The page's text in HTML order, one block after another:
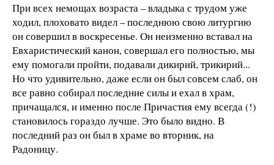
При всех немощах возраста – владыка с трудом уже
ходил, плоховато видел – последнюю свою литургию
он совершил в воскресенье. Он неизменно вставал на
Евхаристический канон, совершал его полностью, мы
ему помогали пройти, подавали дикирий, трикирий...
Но что удивительно, даже если он был совсем слаб, он
все равно собирал последние силы и ехал в храм,
причащался, и именно после Причастия ему всегда (!)
становилось гораздо лучше. Это было видно. В
последний раз он был в храме во вторник, на
Радоницу.